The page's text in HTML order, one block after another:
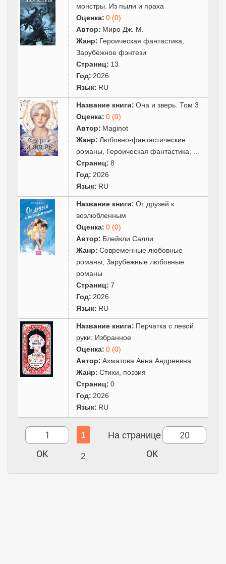
монстры. Из пыли и праха
Оценка: 0 (0)
Автор: Миро Дж. М.
Жанр: Героическая фантастика
Зарубежное фэнтези
Страниц: 13
Год: 2026
Язык: RU
Название книги: Она и зверь. Том 3
Оценка: 0 (0)
Автор: Maginot
Жанр: Любовно-фантастические
романы
Героическая фантастика
Страниц: 8
Год: 2026
Язык: RU
Название книги: От друзей к
возлюбленным
Оценка: 0 (0)
Автор: Блейкли Салли
Жанр: Современные любовные
романы ,Зарубежные любовные
романы
Страниц: 7
Год: 2026
Язык: RU
Название книги: Перчатка с левой
руки: Избранное
Оценка: 0 (0)
Автор: Ахматова Анна Андреевна
Жанр: Cтихи, поэзия
Страниц: 0
Год: 2026
Язык: RU
1
2
На странице